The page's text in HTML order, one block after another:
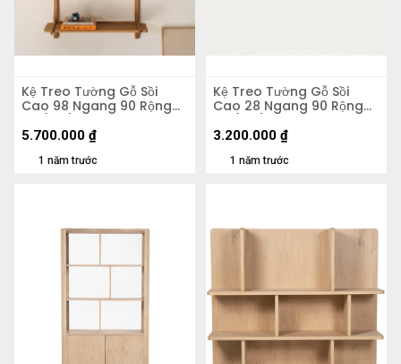
Kệ Treo Tường Gỗ Sồi
Cao 98 Ngang 90 Rộng
25 (cm)
1 năm trước
5.700.000 ₫
Kệ Treo Tường Gỗ Sồi
Cao 28 Ngang 90 Rộng
25 (cm)
1 năm trước
3.200.000 ₫